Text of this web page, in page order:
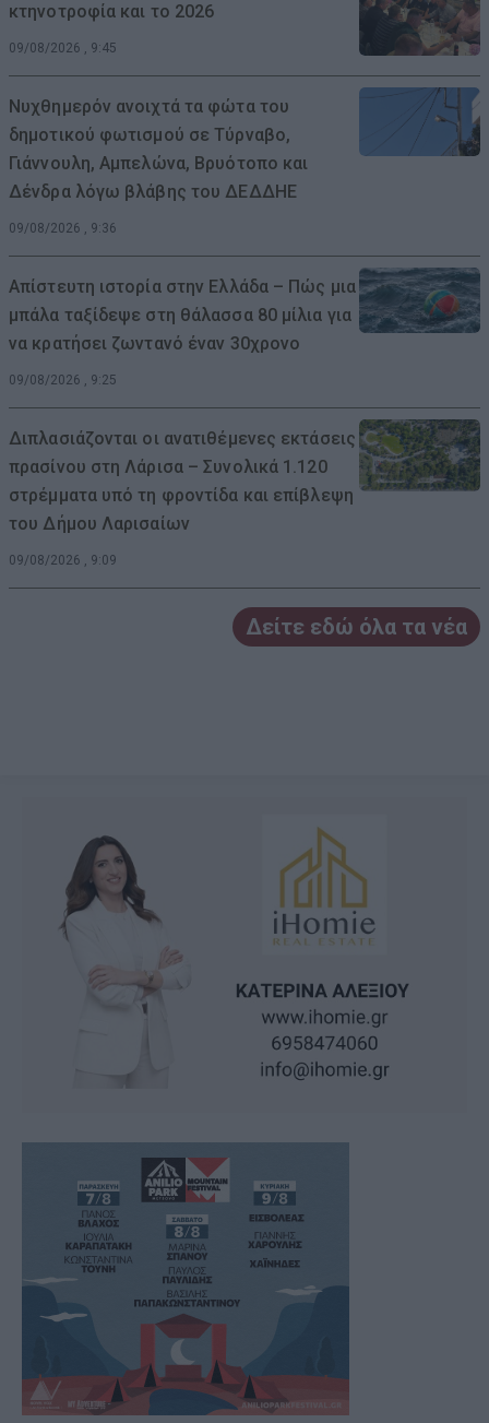
κτηνοτροφία και το 2026
09/08/2026 , 9:45
Νυχθημερόν ανοιχτά τα φώτα του
δημοτικού φωτισμού σε Τύρναβο,
Γιάννουλη, Αμπελώνα, Βρυότοπο και
Δένδρα λόγω βλάβης του ΔΕΔΔΗΕ
09/08/2026 , 9:36
Απίστευτη ιστορία στην Ελλάδα – Πώς μια
μπάλα ταξίδεψε στη θάλασσα 80 μίλια για
να κρατήσει ζωντανό έναν 30χρονο
09/08/2026 , 9:25
Διπλασιάζονται οι ανατιθέμενες εκτάσεις
πρασίνου στη Λάρισα – Συνολικά 1.120
στρέμματα υπό τη φροντίδα και επίβλεψη
του Δήμου Λαρισαίων
09/08/2026 , 9:09
Δείτε εδώ όλα τα νέα